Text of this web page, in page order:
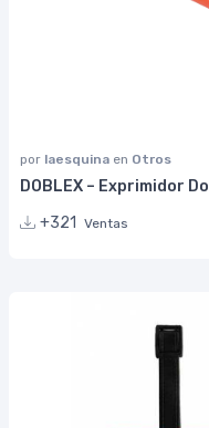
por laesquina en Otros
DOBLEX – Exprimidor
+321
Ventas